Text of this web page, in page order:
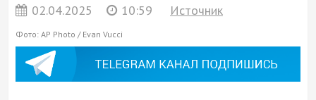
02.04.2025 10:59 Источник
Фото: AP Photo / Evan Vucci